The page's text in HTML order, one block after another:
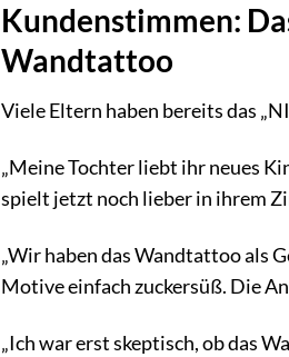
Kundenstimmen:
Wandtattoo
Viele Eltern haben bereits das
„Meine Tochter liebt ihr neues
spielt jetzt noch lieber in ihrem
„Wir haben das Wandtattoo als
Motive einfach zuckersüß. Die
„Ich war erst skeptisch, ob das